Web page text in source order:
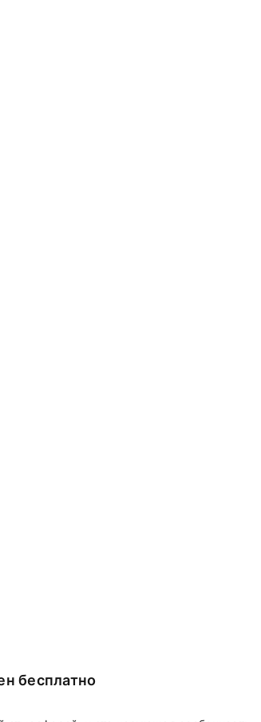
бесплатно